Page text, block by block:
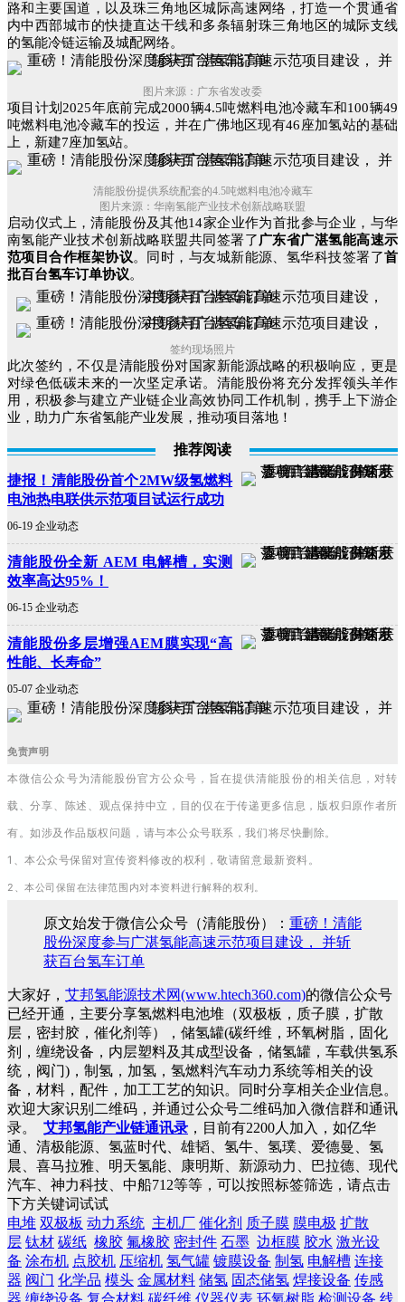
路和主要国道，以及珠三角地区城际高速网络，打造一个贯通省
内中西部城市的快捷直达干线和多条辐射珠三角地区的城际支线
的氢能冷链运输及城配网络。
图片来源：广东省发改委
项目计划2025年底前完成2000辆4.5吨燃料电池冷藏车和100辆49
吨燃料电池冷藏车的投运，并在广佛地区现有46座加氢站的基础
上，新建7座加氢站。
清能股份提供系统配套的4.5吨燃料电池冷藏车
图片来源：华南氢能产业技术创新战略联盟
启动仪式上，清能股份及其他14家企业作为首批参与企业，与华
南氢能产业技术创新战略联盟共同签署了广东省广湛氢能高速示
范项目合作框架协议。同时，与友城新能源、氢华科技签署了首
批百台氢车订单协议。
签约现场照片
此次签约，不仅是清能股份对国家新能源战略的积极响应，更是
对绿色低碳未来的一次坚定承诺。清能股份将充分发挥领头羊作
用，积极参与建立产业链企业高效协同工作机制，携手上下游企
业，助力广东省氢能产业发展，推动项目落地！
推荐阅读
捷报！清能股份首个2MW级氢燃料
电池热电联供示范项目试运行成功
06-19 企业动态
清能股份全新 AEM 电解槽，实测
效率高达95%！
06-15 企业动态
清能股份多层增强AEM膜实现“高
性能、长寿命”
05-07 企业动态
免责声明
本微信公众号为清能股份官方公众号，旨在提供清能股份的相关信息，对转
载、分享、陈述、观点保持中立，目的仅在于传递更多信息，版权归原作者所
有。如涉及作品版权问题，请与本公众号联系，我们将尽快删除。
1、本公众号保留对宣传资料修改的权利，敬请留意最新资料。
2、本公司保留在法律范围内对本资料进行解释的权利。
原文始发于微信公众号（清能股份）： 重磅！清能
股份深度参与广湛氢能高速示范项目建设， 并斩
获百台氢车订单
大家好， 艾邦氢能源技术网(www.htech360.com)的微信公众号
已经开通，主要分享氢燃料电池堆（双极板，质子膜，扩散
层，密封胶，催化剂等），储氢罐(碳纤维，环氧树脂，固化
剂，缠绕设备，内层塑料及其成型设备，储氢罐，车载供氢系
统，阀门)，制氢，加氢，氢燃料汽车动力系统等相关的设
备，材料，配件，加工工艺的知识。同时分享相关企业信息。
欢迎大家识别二维码，并通过公众号二维码加入微信群和通讯
录。
艾邦氢能产业链通讯录 ，目前有2200人加入，如亿华
通、清极能源、氢蓝时代、雄韬、氢牛、氢璞、爱德曼、氢
晨、喜马拉雅、明天氢能、康明斯、新源动力、巴拉德、现代
汽车、神力科技、中船712等等，可以按照标签筛选，请点击
下方关键词试试
电堆 双极板 动力系统 主机厂 催化剂 质子膜 膜电极 扩散
层 钛材 碳纸 橡胶 氟橡胶 密封件 石墨 边框膜 胶水 激光设
备 涂布机 点胶机 压缩机 氢气罐 镀膜设备 制氢 电解槽 连接
器 阀门 化学品 模头 金属材料 储氢 固态储氢 焊接设备 传感
器 缠绕设备 复合材料 碳纤维 仪器仪表 环氧树脂 检测设备 线